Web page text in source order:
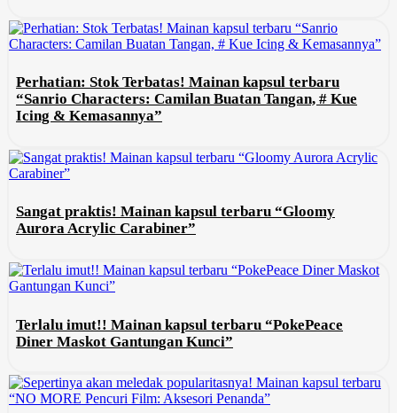
Perhatian: Stok Terbatas! Mainan kapsul terbaru
“Sanrio Characters: Camilan Buatan Tangan, # Kue
Icing & Kemasannya”
Sangat praktis! Mainan kapsul terbaru “Gloomy
Aurora Acrylic Carabiner”
Terlalu imut!! Mainan kapsul terbaru “PokePeace
Diner Maskot Gantungan Kunci”